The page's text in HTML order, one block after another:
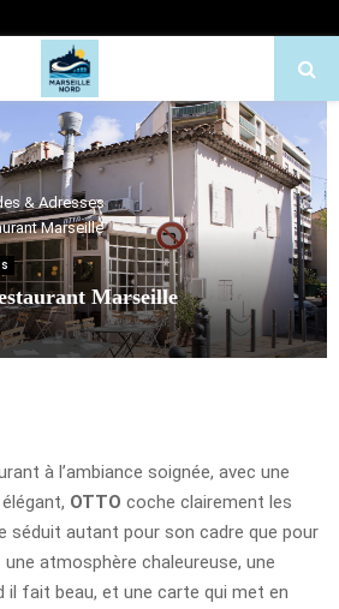
& Adresses
Marseille
Marseille
à l’ambiance soignée, avec une
OTTO coche clairement les
séduit autant pour son cadre que pour
atmosphère chaleureuse, une
il fait beau, et une carte qui met en